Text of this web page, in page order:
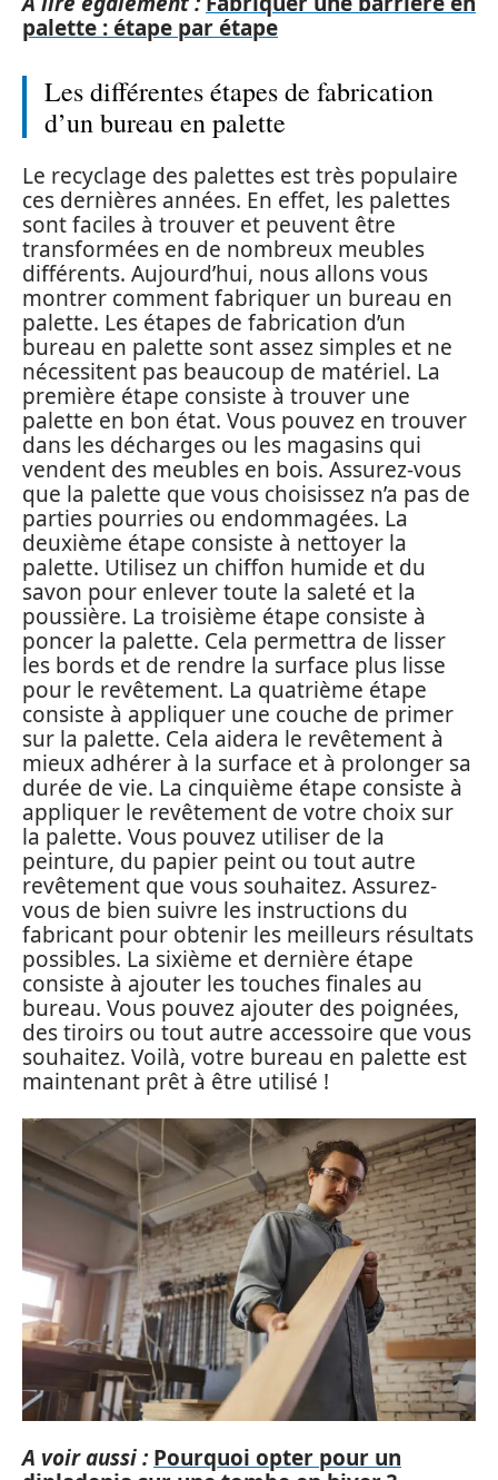
palette : étape par étape
Les différentes étapes de fabrication
d’un bureau en palette
Le recyclage des palettes est très populaire
ces dernières années. En effet, les palettes
sont faciles à trouver et peuvent être
transformées en de nombreux meubles
différents. Aujourd’hui, nous allons vous
montrer comment fabriquer un bureau en
palette. Les étapes de fabrication d’un
bureau en palette sont assez simples et ne
nécessitent pas beaucoup de matériel. La
première étape consiste à trouver une
palette en bon état. Vous pouvez en trouver
dans les décharges ou les magasins qui
vendent des meubles en bois. Assurez-vous
que la palette que vous choisissez n’a pas de
parties pourries ou endommagées. La
deuxième étape consiste à nettoyer la
palette. Utilisez un chiffon humide et du
savon pour enlever toute la saleté et la
poussière. La troisième étape consiste à
poncer la palette. Cela permettra de lisser
les bords et de rendre la surface plus lisse
pour le revêtement. La quatrième étape
consiste à appliquer une couche de primer
sur la palette. Cela aidera le revêtement à
mieux adhérer à la surface et à prolonger sa
durée de vie. La cinquième étape consiste à
appliquer le revêtement de votre choix sur
la palette. Vous pouvez utiliser de la
peinture, du papier peint ou tout autre
revêtement que vous souhaitez. Assurez-
vous de bien suivre les instructions du
fabricant pour obtenir les meilleurs résultats
possibles. La sixième et dernière étape
consiste à ajouter les touches finales au
bureau. Vous pouvez ajouter des poignées,
des tiroirs ou tout autre accessoire que vous
souhaitez. Voilà, votre bureau en palette est
maintenant prêt à être utilisé !
A voir aussi : Pourquoi opter pour un